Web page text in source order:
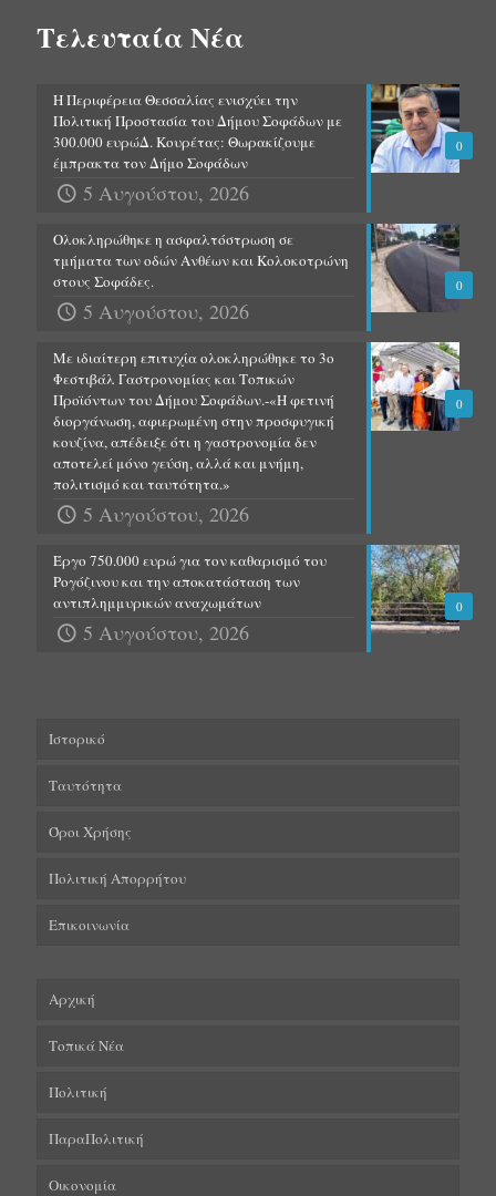
Τελευταία Νέα
0
Η Περιφέρεια Θεσσαλίας ενισχύει την
Πολιτική Προστασία του Δήμου Σοφάδων με
300.000 ευρώΔ. Κουρέτας: Θωρακίζουμε
έμπρακτα τον Δήμο Σοφάδων
5 Αυγούστου, 2026
0
Ολοκληρώθηκε η ασφαλτόστρωση σε
τμήματα των οδών Ανθέων και Κολοκοτρώνη
στους Σοφάδες.
5 Αυγούστου, 2026
0
Με ιδιαίτερη επιτυχία ολοκληρώθηκε το 3ο
Φεστιβάλ Γαστρονομίας και Τοπικών
Προϊόντων του Δήμου Σοφάδων.-«Η φετινή
διοργάνωση, αφιερωμένη στην προσφυγική
κουζίνα, απέδειξε ότι η γαστρονομία δεν
αποτελεί μόνο γεύση, αλλά και μνήμη,
πολιτισμό και ταυτότητα.»
5 Αυγούστου, 2026
0
Έργο 750.000 ευρώ για τον καθαρισμό του
Ρογόζινου και την αποκατάσταση των
αντιπλημμυρικών αναχωμάτων
5 Αυγούστου, 2026
Ιστορικό
Ταυτότητα
Όροι Χρήσης
Πολιτική Απορρήτου
Επικοινωνία
Αρχική
Τοπικά Νέα
Πολιτική
ΠαραΠολιτική
Οικονομία